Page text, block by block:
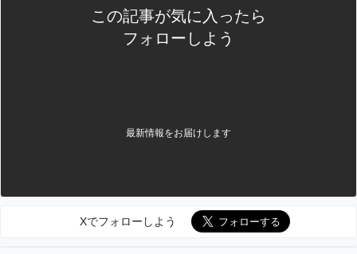
この記事が気に入ったら
フォローしよう
最新情報をお届けします
Xでフォローしよう